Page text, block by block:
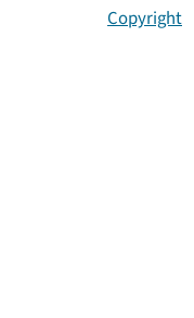
Copyright